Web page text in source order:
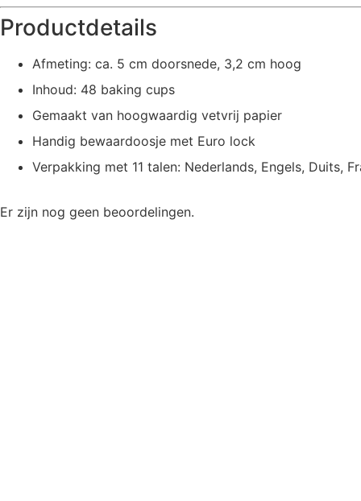
Productdetails
Afmeting: ca. 5 cm doorsnede, 3,2 cm hoog
Inhoud: 48 baking cups
Gemaakt van hoogwaardig vetvrij papier
Handig bewaardoosje met Euro lock
Verpakking met 11 talen: Nederlands, Engels, Duits,
Er zijn nog geen beoordelingen.